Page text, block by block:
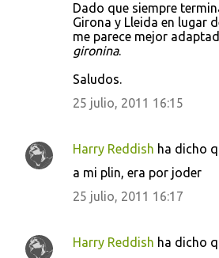
Dado que siempre
Girona y Lleida en lugar
me parece mejor
gironina.
Saludos.
25 julio, 2011 16:15
Harry Reddish ha dicho
a mi plin, era por joder
25 julio, 2011 16:17
Harry Reddish ha dicho